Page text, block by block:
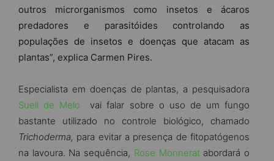
outros microrganismos como insetos e ácaros
predadores e parasitóides controlando as
populações de insetos e doenças que atacam as
plantas”, explica Carmen Pires.
Especialista em doenças de plantas, a pesquisadora
Sueli de Melo
vai falar sobre o uso de um fungo
bastante utilizado no controle biológico, chamado
Trichoderma, para evitar a presença de fitopatógenos
na lavoura. Na sequência, Rose Monnerat abordará o